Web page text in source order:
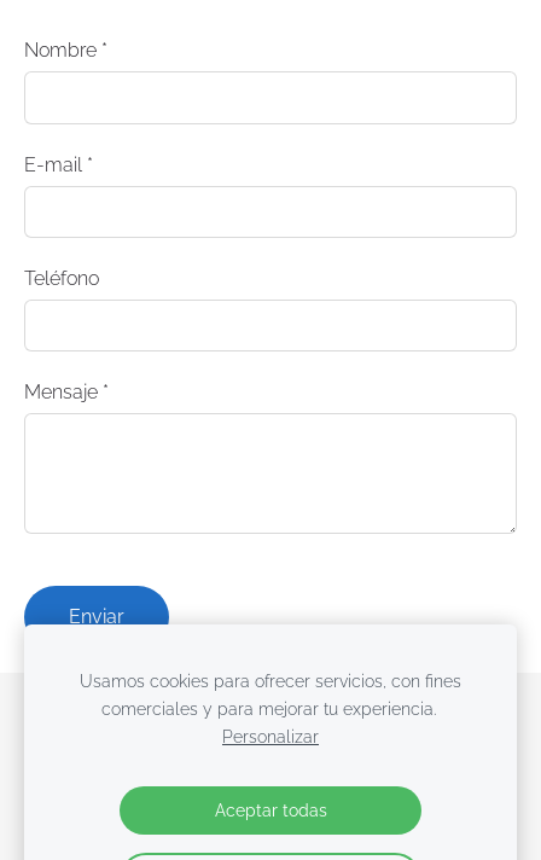
Nombre *
E-mail *
Teléfono
Mensaje *
Cookies
Especialistas en protección contra el rayo
Usamos cookies para ofrecer servicios, con fines
comerciales y para mejorar tu experiencia.
Personalizar
Aceptar todas